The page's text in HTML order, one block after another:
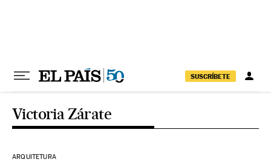
SUSCRÍBETE
Victoria Zárate
ARQUITETURA